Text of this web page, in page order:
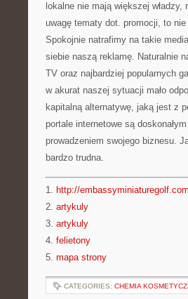
lokalne nie mają większej
uwagę tematy dot. promocji, to
Spokojnie natrafimy na takie
siebie naszą reklamę. Naturalnie
TV oraz najbardziej popularnych
w akurat naszej sytuacji mało
kapitalną alternatywę, jaką jest z
portale internetowe są
prowadzeniem swojego biznesu.
bardzo trudna.
1. http://
2. artykuly
3. artykuly
4. felietony
5. mapa strony
CATEGORIES: CHEMIA